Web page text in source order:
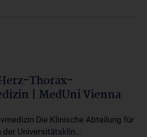
Thorax-
| MedUni Vienna
Die Klinische Abteilung für
der Universitätsklin...